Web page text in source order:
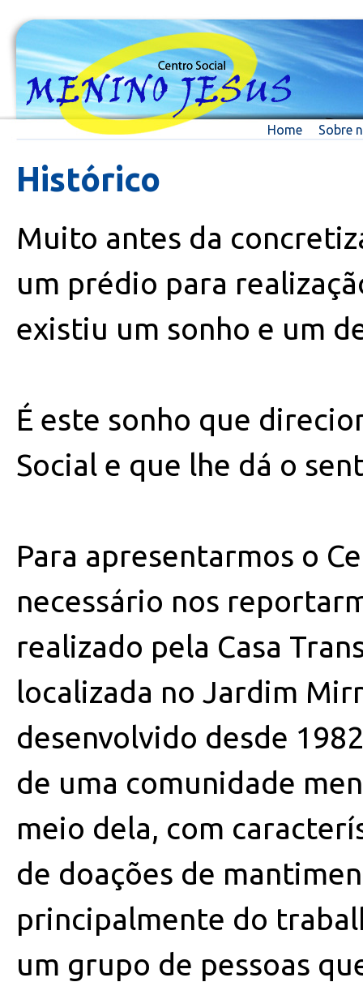
Home Sobre
Histórico
Muito antes da
um prédio para
existiu um sonho e um
É este sonho que
Social e que lhe dá o
Para apresentarmos o
necessário nos
realizado pela Casa
localizada no Jardim
desenvolvido desde
de uma comunidade
meio dela, com
de doações de
principalmente do
um grupo de pessoas